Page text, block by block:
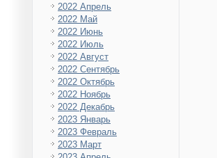
2022 Апрель
2022 Май
2022 Июнь
2022 Июль
2022 Август
2022 Сентябрь
2022 Октябрь
2022 Ноябрь
2022 Декабрь
2023 Январь
2023 Февраль
2023 Март